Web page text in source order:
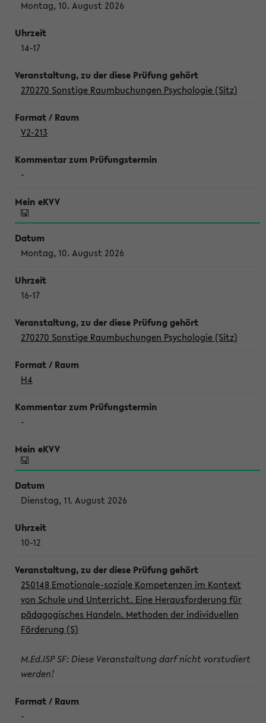
Montag, 10. August 2026
14-17
270270 Sonstige Raumbuchungen Psychologie (Sitz)
V2-213
-
Montag, 10. August 2026
16-17
270270 Sonstige Raumbuchungen Psychologie (Sitz)
H4
-
Dienstag, 11. August 2026
10-12
250148 Emotionale-soziale Kompetenzen im Kontext
von Schule und Unterricht. Eine Herausforderung für
pädagogisches Handeln. Methoden der individuellen
Förderung (S)
M.Ed.ISP SF: Diese Veranstaltung darf nicht vorstudiert
werden!
-